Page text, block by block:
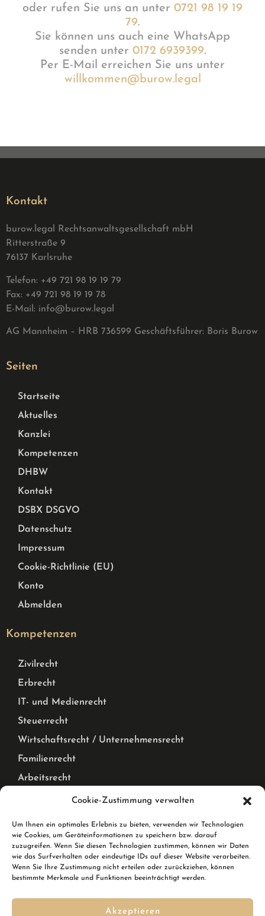
Cookie-Zustimmung verwalten
Um Ihnen ein optimales Erlebnis zu bieten, verwenden wir Technologien
wie Cookies, um Geräteinformationen zu speichern bzw. darauf
zuzugreifen. Wenn Sie diesen Technologien zustimmen, können wir Daten
wie das Surfverhalten oder eindeutige IDs auf dieser Website verarbeiten.
Wenn Sie Ihre Zustimmung nicht erteilen oder zurückziehen, können
bestimmte Merkmale und Funktionen beeinträchtigt werden.
Akzeptieren
oder rufen Sie uns an unter 0721 98 19 19
79.
Sie können uns auch eine WhatsApp
senden unter 0172 6939399.
Per E-Mail erreichen Sie uns unter
willkommen@burow.legal
Kontakt
burow.legal Rechtsanwaltsgesellschaft mbH
Ritterstraße 9
76137 Karlsruhe
Telefon: +49 721 98 19 19 79
Fax: +49 721 98 19 19 78
E-Mail: info@burow.legal
AG Mannheim – HRB 736599 Geschäftsführer: Boris Burow
Seiten
Startseite
Aktuelles
Kanzlei
Kompetenzen
DHBW
Kontakt
DSBX DSGVO
Datenschutz
Impressum
Cookie-Richtlinie (EU)
Konto
Abmelden
Kompetenzen
Zivilrecht
Erbrecht
IT- und Medienrecht
Steuerrecht
Wirtschaftsrecht / Unternehmensrecht
Familienrecht
Arbeitsrecht
Mietrecht Privat und Gewerblich, WEG Recht
Karlsruhe & Rheinstetten
Wir sind Ihre Rechtsanwälte in Karlsruhe und in
Breslauer Straße 10.